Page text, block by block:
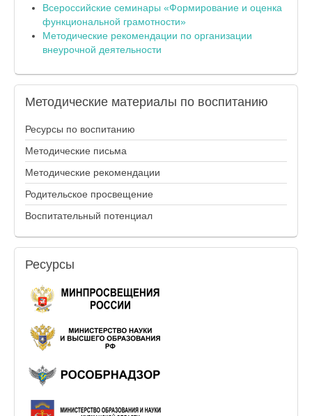
Всероссийские семинары «Формирование и оценка
функциональной грамотности»
Методические рекомендации по организации
внеурочной деятельности
Методические материалы по воспитанию
Ресурсы по воспитанию
Методические письма
Методические рекомендации
Родительское просвещение
Воспитательный потенциал
Ресурсы